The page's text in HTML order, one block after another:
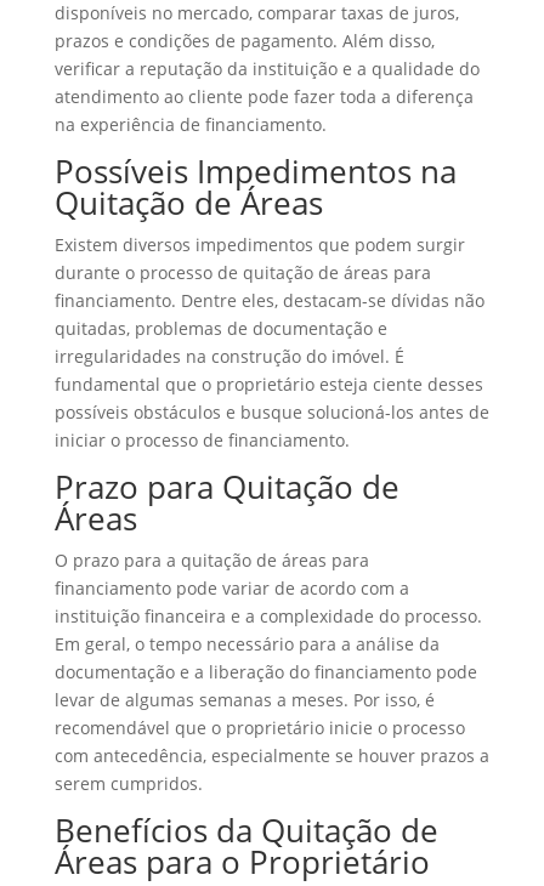
disponíveis no mercado, comparar taxas de juros,
prazos e condições de pagamento. Além disso,
verificar a reputação da instituição e a qualidade do
atendimento ao cliente pode fazer toda a diferença
na experiência de financiamento.
Possíveis Impedimentos na
Quitação de Áreas
Existem diversos impedimentos que podem surgir
durante o processo de quitação de áreas para
financiamento. Dentre eles, destacam-se dívidas não
quitadas, problemas de documentação e
irregularidades na construção do imóvel. É
fundamental que o proprietário esteja ciente desses
possíveis obstáculos e busque solucioná-los antes de
iniciar o processo de financiamento.
Prazo para Quitação de
Áreas
O prazo para a quitação de áreas para
financiamento pode variar de acordo com a
instituição financeira e a complexidade do processo.
Em geral, o tempo necessário para a análise da
documentação e a liberação do financiamento pode
levar de algumas semanas a meses. Por isso, é
recomendável que o proprietário inicie o processo
com antecedência, especialmente se houver prazos a
serem cumpridos.
Benefícios da Quitação de
Áreas para o Proprietário